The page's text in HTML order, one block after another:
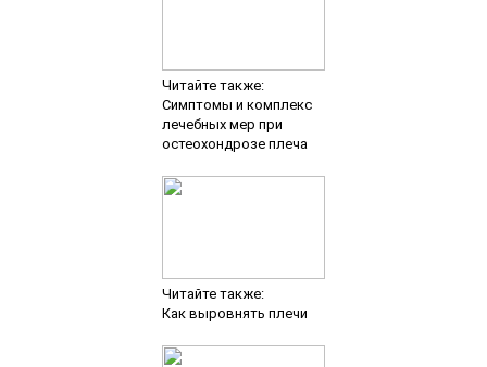
Читайте также:
Симптомы и комплекс
лечебных мер при
остеохондрозе плеча
Читайте также:
Как выровнять плечи